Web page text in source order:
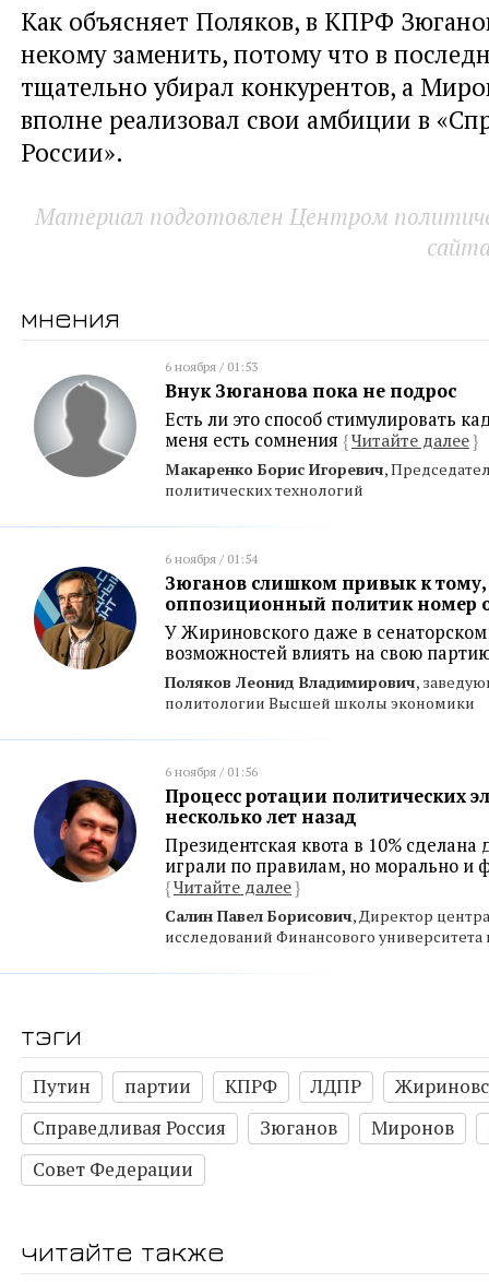
Как объясняет Поляков, в КПРФ
некому заменить, потому что в
тщательно убирал конкурентов, а
вполне реализовал свои амбиции в
России».
Материал подготовлен Центром
мнения
6 ноября / 01:53
Внук Зюганова пока не подрос
Есть ли это способ стимулировать
меня есть сомнения {Читайте далее}
Макаренко Борис Игоревич,
политических технологий
6 ноября / 01:54
Зюганов слишком привык к тому,
оппозиционный политик номер
У Жириновского даже в сенаторском
возможностей влиять на свою
Поляков Леонид Владимирович,
политологии Высшей школы экономики
6 ноября / 01:56
Процесс ротации политических
несколько лет назад
Президентская квота в 10% сделана
играли по правилам, но морально и
{Читайте далее}
Салин Павел Борисович, Директор
исследований Финансового
тэги
Путин партии КПРФ ЛДПР
Справедливая Россия
Зюганов Миронов
Совет Федерации
читайте также